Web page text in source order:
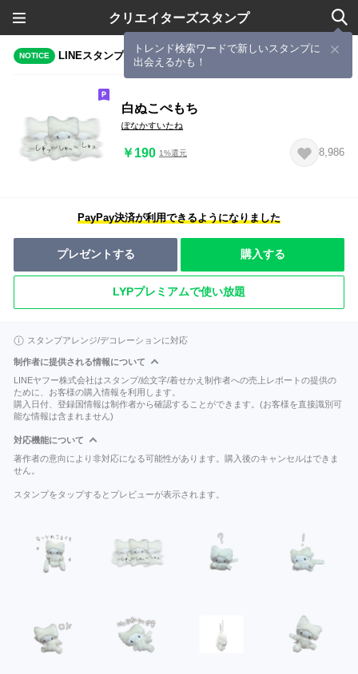
クリエイターズスタンプ
トレンド検索ワードで新しいスタンプに
出会えるかも！
NOTICE LINEスタンプメーカーで作成されたスタンプ
白ぬこぺもち
ぽなかすいたね
￥190 1%還元 8,986
PayPay決済が利用できるようになりました
プレゼントする 購入する
LYPプレミアムで使い放題
スタンプアレンジ/デコレーションに対応
制作者に提供される情報について
LINEヤフー株式会社はスタンプ/絵文字/着せかえ制作者への売上レポートの提供の
ために、お客様の購入情報を利用します。
購入日付、登録国情報は制作者から確認することができます。(お客様を直接識別可
能な情報は含まれません)
対応機能について
著作者の意向により非対応になる可能性があります。購入後のキャンセルはできま
せん。
スタンプをタップするとプレビューが表示されます。